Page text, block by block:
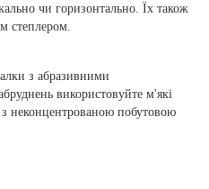
чи горизонтально. Їх також
степлером.
з абразивними
використовуйте м'які
з неконцентрованою побутовою